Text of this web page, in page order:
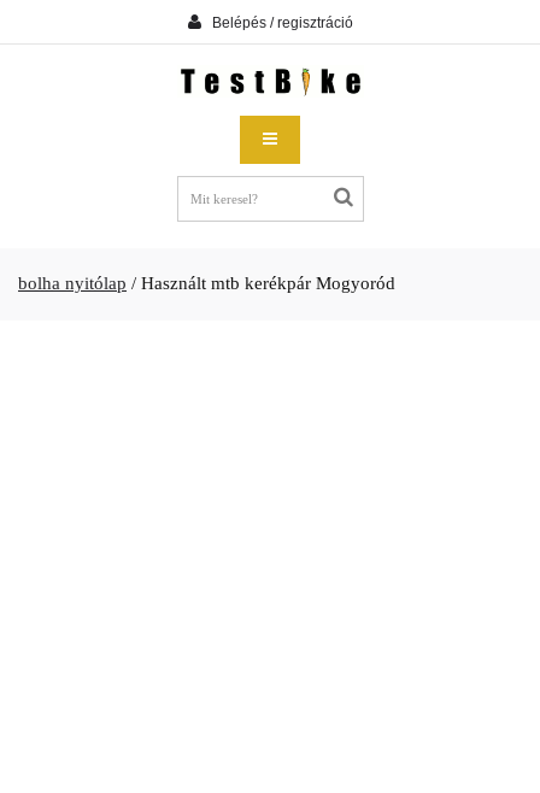
Belépés / regisztráció
bolha nyitólap / Használt mtb kerékpár Mogyoród